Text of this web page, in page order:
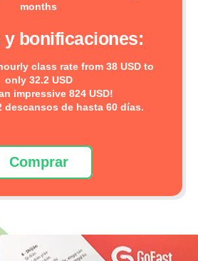
months
bonificaciones:
class rate from 38 USD to
only 32.2 USD
impressive 824 USD!
descansos de hasta 60 días.
Comprar